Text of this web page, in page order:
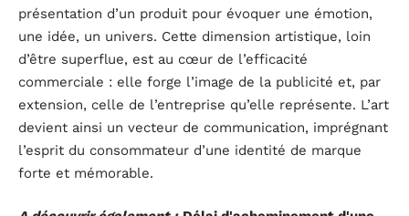
présentation d’un produit pour évoquer une émotion,
une idée, un univers. Cette dimension artistique, loin
d’être superflue, est au cœur de l’efficacité
commerciale : elle forge l’image de la publicité et, par
extension, celle de l’entreprise qu’elle représente. L’art
devient ainsi un vecteur de communication, imprégnant
l’esprit du consommateur d’une identité de marque
forte et mémorable.